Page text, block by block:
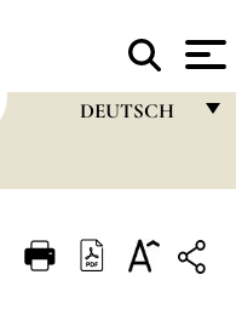
DEUTSCH
ITALIANO